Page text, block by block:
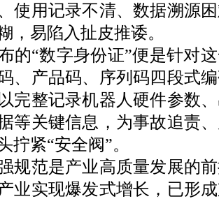
使用记录不清、数据溯源
，易陷入扯皮推诿。
“数字身份证”便是针对这
、产品码、序列码四段式
完整记录机器人硬件参数
等关键信息，为事故追责
拧紧“安全阀”。
范是产业高质量发展的前
业实现爆发式增长，已形